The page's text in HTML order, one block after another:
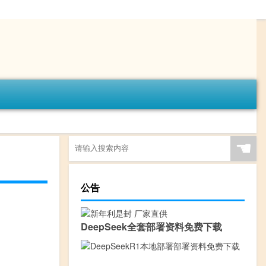
☚
公告
DeepSeek全套部署资料免费下载